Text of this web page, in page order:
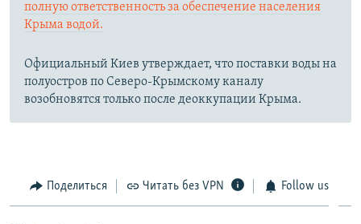
полную ответственность за обеспечение населения
Крыма водой.
Официальный Киев утверждает, что поставки воды на
полуостров по Северо-Крымскому каналу
возобновятся только после деоккупации Крыма.
Поделиться Читать без VPN Follow us